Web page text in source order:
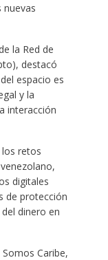
nuevas
la Red de
destacó
espacio es
y la
interacción
retos
digitales
de protección
dinero en
Caribe,